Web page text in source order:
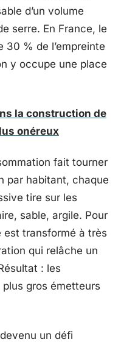
d’un volume
serre. En France, le
30 % de l’empreinte
y occupe une place
la construction de
onéreux
fait tourner
par habitant, chaque
tire sur les
sable, argile. Pour
est transformé à très
qui relâche un
: les
gros émetteurs
un défi